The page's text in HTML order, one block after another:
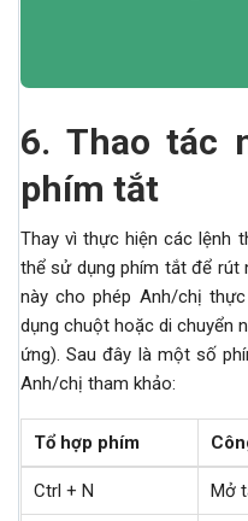
6. Thao tác
phím tắt
Thay vì thực hiện các lệnh
thể sử dụng phím tắt để rút
này cho phép Anh/chị
dụng chuột hoặc di chuyển
ứng). Sau đây là một số
Anh/chị tham khảo:
Tổ hợp phím
Ctrl + N Mở